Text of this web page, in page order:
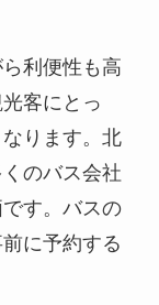
利便性も高
客にとっ
ります。北
のバス会社
す。バスの
に予約する